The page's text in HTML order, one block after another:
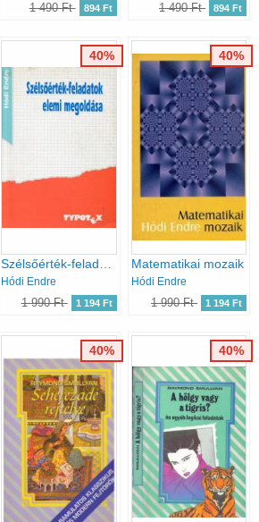
1 490 Ft 894 Ft 1 490 Ft 894 Ft
Hódi Endre
1 990 Ft 1 194 Ft
40%
Matematikai mozaik
Hódi Endre
1 990 Ft 1 194 Ft
40%
40% 40%